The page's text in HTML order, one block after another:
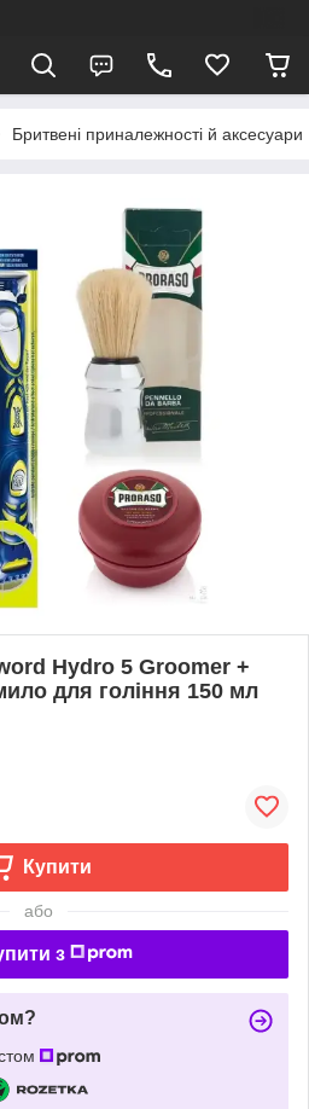
Бритвені приналежності й аксесуари
Hydro 5 Groomer +
для гоління 150 мл
Купити
або
з